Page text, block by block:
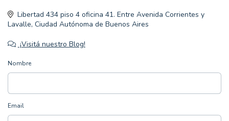
Libertad 434 piso 4 oficina 41. Entre Avenida Corrientes y
Lavalle, Ciudad Autónoma de Buenos Aires
¡Visitá nuestro Blog!
Nombre
Email